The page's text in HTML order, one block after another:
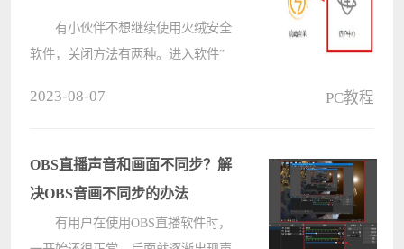
有小伙伴不想继续使用火绒安全
软件，关闭方法有两种。进入软件”
件，选中右键，点击“禁用”即可。
????
2023-08-07 PC教程
OBS直播声音和画面不同步？解
决OBS音画不同步的办法
有用户在使用OBS直播软件时，